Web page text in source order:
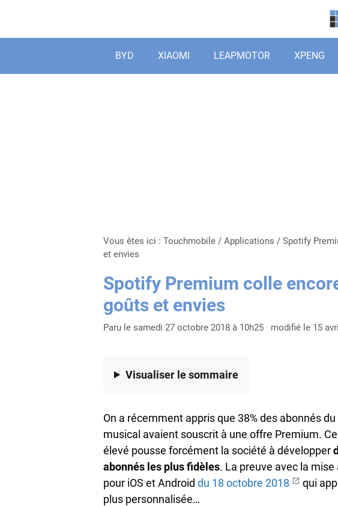
contenu
BYD XIAOMI LEAPMOTOR XPENG
Vous êtes ici : Touchmobile / Applications / Spotify
et envies
Spotify Premium colle
goûts et envies
Paru le samedi 27 octobre 2018 à 10h25 · modifié le 15
Visualiser le sommaire
On a récemment appris que 38% des abonnés
musical avaient souscrit à une offre Premium.
élevé pousse forcément la société à développer
abonnés les plus fidèles. La preuve avec la
pour iOS et Android du 18 octobre 2018
qui
plus personnalisée…